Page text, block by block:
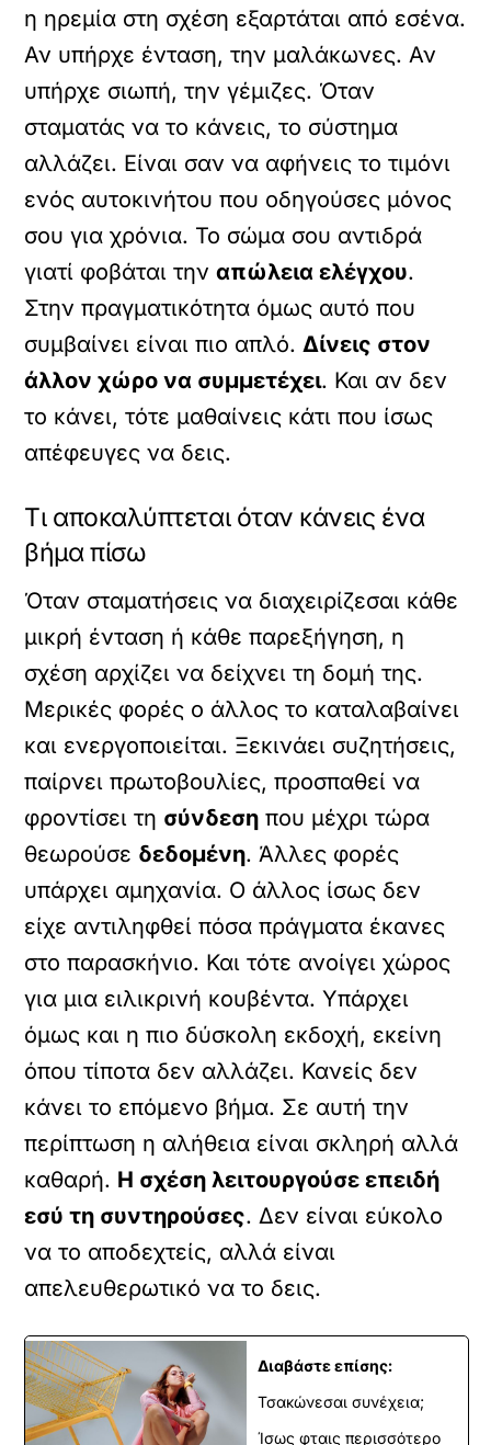
η ηρεμία στη σχέση εξαρτάται από εσένα.
Αν υπήρχε ένταση, την μαλάκωνες. Αν
υπήρχε σιωπή, την γέμιζες. Όταν
σταματάς να το κάνεις, το σύστημα
αλλάζει. Είναι σαν να αφήνεις το τιμόνι
ενός αυτοκινήτου που οδηγούσες μόνος
σου για χρόνια. Το σώμα σου αντιδρά
γιατί φοβάται τηναπώλεια ελέγχου.
Στην πραγματικότητα όμως αυτό που
συμβαίνει είναι πιο απλό.Δίνεις στον
άλλον χώρο να συμμετέχει. Και αν δεν
το κάνει, τότε μαθαίνεις κάτι που ίσως
απέφευγες να δεις.
Τι αποκαλύπτεται όταν κάνεις ένα
βήμα πίσω
Όταν σταματήσεις να διαχειρίζεσαι κάθε
μικρή ένταση ή κάθε παρεξήγηση, η
σχέση αρχίζει να δείχνει τη δομή της.
Μερικές φορές ο άλλος το καταλαβαίνει
και ενεργοποιείται. Ξεκινάει συζητήσεις,
παίρνει πρωτοβουλίες, προσπαθεί να
φροντίσει τη σύνδεση που μέχρι τώρα
θεωρούσε δεδομένη. Άλλες φορές
υπάρχει αμηχανία. Ο άλλος ίσως δεν
είχε αντιληφθεί πόσα πράγματα έκανες
στο παρασκήνιο. Και τότε ανοίγει χώρος
για μια ειλικρινή κουβέντα. Υπάρχει
όμως και η πιο δύσκολη εκδοχή, εκείνη
όπου τίποτα δεν αλλάζει. Κανείς δεν
κάνει το επόμενο βήμα. Σε αυτή την
περίπτωση η αλήθεια είναι σκληρή αλλά
καθαρή. Η σχέση λειτουργούσε επειδή
εσύ τη συντηρούσες. Δεν είναι εύκολο
να το αποδεχτείς, αλλά είναι
απελευθερωτικό να το δεις.
Διαβάστε επίσης:
Τσακώνεσαι συνέχεια;
Ίσως φταις περισσότερο